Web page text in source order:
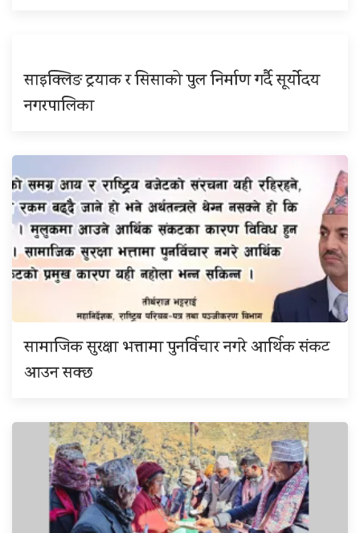
साइक्लिङ ट्रयाक र सिसाको पुल निर्माण गर्दै सूर्योदय
नगरपालिका
सामाजिक सुरक्षा भत्तामा पुनर्विचार नगरे आर्थिक संकट
आउन सक्छ